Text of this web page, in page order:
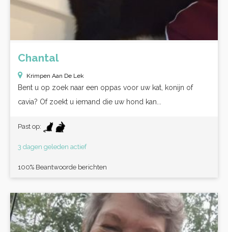
Chantal
Krimpen Aan De Lek
Bent u op zoek naar een oppas voor uw kat, konijn of
cavia? Of zoekt u iemand die uw hond kan...
Past op:
3 dagen geleden actief
100% Beantwoorde berichten